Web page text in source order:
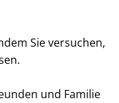
Sie versuchen,
und Familie